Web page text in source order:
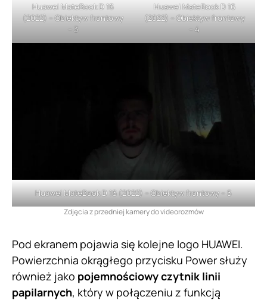
Huawei MateBook D 16
(2022) – Obiektyw frontowy
– 3
Huawei MateBook D 16
(2022) – Obiektyw frontowy
– 4
Huawei MateBook D 16 (2022) – Obiektyw frontowy – 5
Zdjęcia z przedniej kamery do videorozmów
Pod ekranem pojawia się kolejne logo HUAWEI.
Powierzchnia okrągłego przycisku Power służy
również jako pojemnościowy czytnik linii
papilarnych, który w połączeniu z funkcją